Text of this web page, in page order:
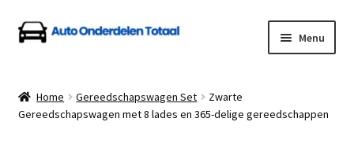
Ga
door
navigatie
Ga
naar
inhoud
Menu
Algemene Voorwaarden
Home Gereedschapswagen Set
Zwarte
Gereedschapswagen met 8 lades en 365-delige gereedschappen